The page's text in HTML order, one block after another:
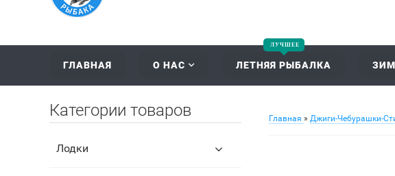
ГЛАВНАЯ О НАС ЛЕТНЯЯ РЫБАЛКА
Главная » Джиги-Чебурашки-
Категории товаров
Лодки